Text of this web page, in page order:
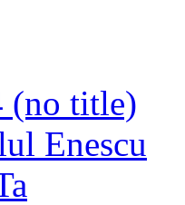
(no title)
Enescu